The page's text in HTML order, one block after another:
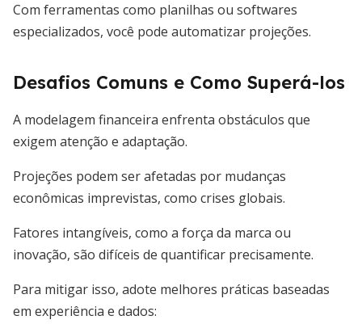
Com ferramentas como planilhas ou softwares
especializados, você pode automatizar projeções.
Desafios Comuns e Como Superá-los
A modelagem financeira enfrenta obstáculos que
exigem atenção e adaptação.
Projeções podem ser afetadas por mudanças
econômicas imprevistas, como crises globais.
Fatores intangíveis, como a força da marca ou
inovação, são difíceis de quantificar precisamente.
Para mitigar isso, adote melhores práticas baseadas
em experiência e dados: